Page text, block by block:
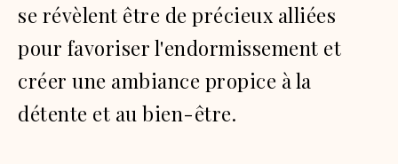
se révèlent être de précieux alliées
pour favoriser l'endormissement et
créer une ambiance propice à la
détente et au bien-être.